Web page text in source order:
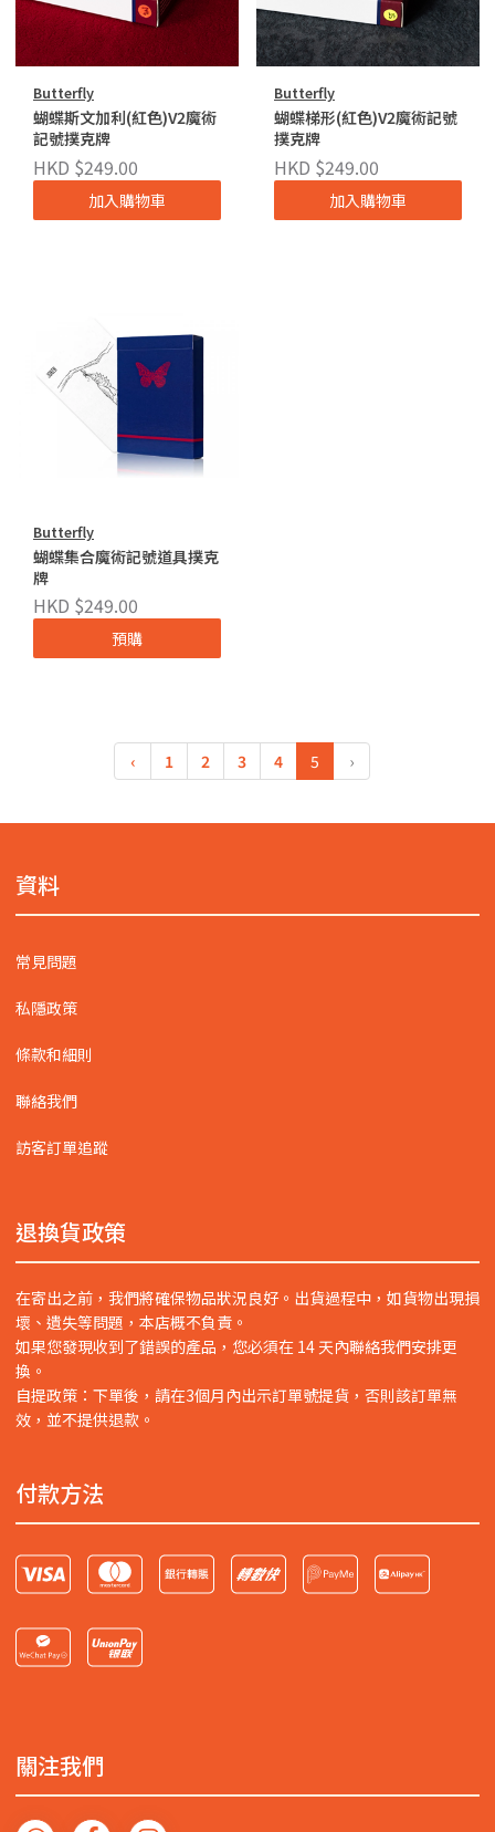
Butterfly
蝴蝶斯文加利(紅色)V2魔術
記號撲克牌
HKD $249.00
加入購物車
Butterfly
蝴蝶梯形(紅色)V2魔術記號
撲克牌
HKD $249.00
加入購物車
Butterfly
蝴蝶集合魔術記號道具撲克
牌
HKD $249.00
預購
‹ 1 2 3 4 5 ›
資料
常見問題
私隱政策
條款和細則
聯絡我們
訪客訂單追蹤
退換貨政策
在寄出之前，我們將確保物品狀況良好。出貨過程中，如貨物出現損
壞、遺失等問題，本店概不負責。
如果您發現收到了錯誤的產品，您必須在 14 天內聯絡我們安排更
換。
自提政策：下單後，請在3個月內出示訂單號提貨，否則該訂單無
效，並不提供退款。
付款方法
關注我們